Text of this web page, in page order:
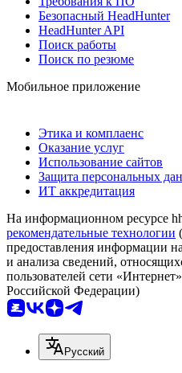
Безопасный HeadHunter
HeadHunter API
Поиск работы
Поиск по резюме
Мобильное приложение
Этика и комплаенс
Оказание услуг
Использование сайтов
Защита персональных
ИТ аккредитация
На информационном ресурсе
рекомендательные технологии
предоставления информации
и анализа сведений,
пользователей сети
Российской Федерации)
Русский